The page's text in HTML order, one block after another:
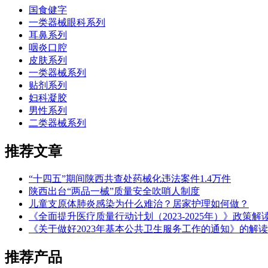
国食健字
一类器械眼科系列
耳鼻系列
咽炎口腔
皮肤系列
一类器械系列
贴剂系列
妇科凝胶
男性系列
二类器械系列
推荐文章
“十四五”期间陕西共查处药械化违法案件1.4万件
陕西出台“两品一械”质量安全吹哨人制度
儿童支原体肺炎感染为什么难治？居家护理如何做？
《全面提升医疗质量行动计划（2023-2025年）》政策解
《关于做好2023年基本公共卫生服务工作的通知》的解读
推荐产品